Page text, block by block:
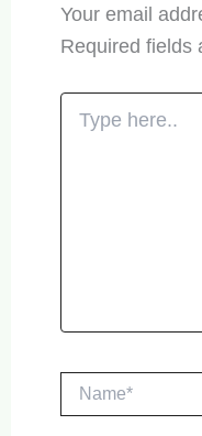
Your email
Required fields
Type
here..